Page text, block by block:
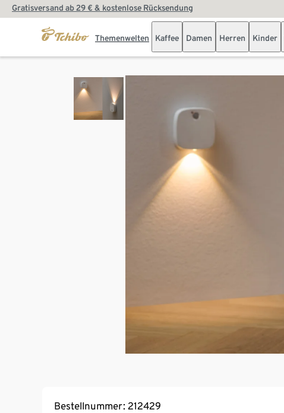
Gratisversand ab 29 € & kostenlose Rücksendung
Themenwelten Kaffee Damen Herren Kinder
Bestellnummer: 212429